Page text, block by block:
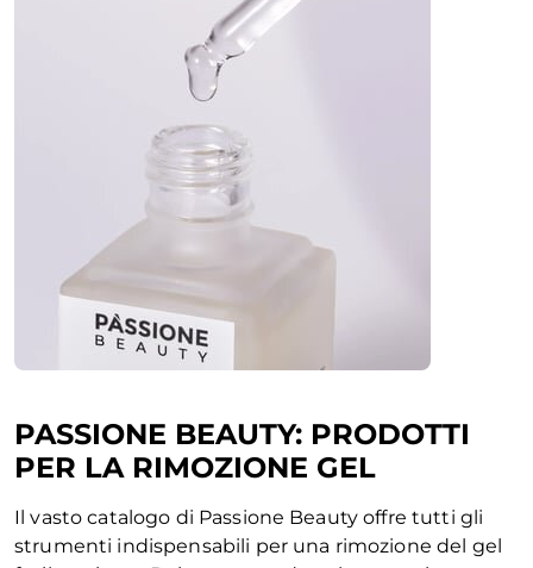
PASSIONE BEAUTY: PRODOTTI
PER LA RIMOZIONE GEL
Il vasto catalogo di Passione Beauty offre tutti gli
strumenti indispensabili per una rimozione del gel